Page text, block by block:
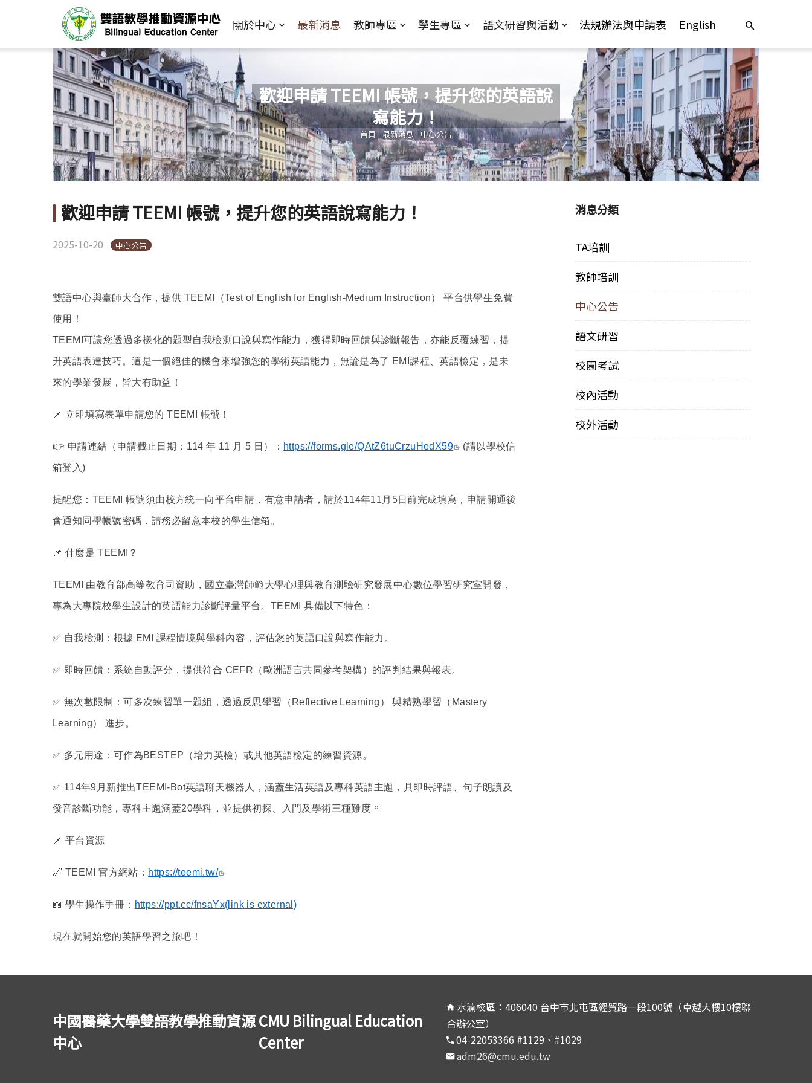
關於中心 最新消息 教師專區 學生專區 語文研習與活動 法規辦法與申請表 English
歡迎申請 TEEMI 帳號，提升您的英語說
寫能力！
您在這裡
首頁-最新消息- 中心公告
歡迎申請 TEEMI 帳號，提升您的英語說寫能力！
2025-10-20 中心公告
雙語中心與臺師大合作，提供 TEEMI （Test of English for English-Medium Instruction） 平台供學生免費
使用 ！
TEEMI 可讓您透過多樣化的題型自我檢測口說與寫作能力 ，獲得即時回饋與診斷報告 ，亦能反覆練習 ， 提
升英語表達技巧。這是一個絕佳的機會來增強您的學術英語能力 ， 無論是為了 EMI課程 、英語檢定 ， 是未
來的學業發展，皆大有助益！
📌 立即填寫表單申請您的 TEEMI 帳號！
👉 申請連結（申請截止日期： 114 年 11 月 5 日）： https://forms.gle/QAtZ6tuCrzuHedX59(link is
(請以學校信
箱登入)
提醒您： TEEMI 帳號須由校方統一向平台申請，有意申請者，請於114年11月5日前完成填寫，申請開通後
會通知同學帳號密碼，請務必留意本校的學生信箱。
📌 什麼是 TEEMI？
TEEMI 由教育部高等教育司資助，國立臺灣師範大學心理與教育測驗研究發展中心數位學習研究室開發，
專為大專院校學生設計的英語能力診斷評量平台。 TEEMI 具備以下特色：
✅ 自我檢測：根據 EMI 課程情境與學科內容，評估您的英語口說與寫作能力。
✅ 即時回饋：系統自動評分，提供符合 CEFR（歐洲語言共同參考架構）的評判結果與報表。
✅ 無次數限制：可多次練習單一題組，透過反思學習（ Reflective Learning） 與精熟學習（Mastery
Learning） 進步。
✅ 多元用途：可作為BESTEP（培力英檢）或其他英語檢定的練習資源。
✅ 114年9月新推出TEEMI-Bot英語聊天機器人，涵蓋生活英語及專科英語主題，具即時評語、句子朗讀及
發音診斷功能，專科主題涵蓋20學科，並提供初探、入門及學術三種難度 。
📌 平台資源
🔗 TEEMI官方網站： https://teemi.tw/(link is external)
📖 學生操作手冊： https://ppt.cc/fnsaYx(link is external)
現在就開始您的英語學習之旅吧！
消息分類
TA培訓
教師培訓
中心公告
語文研習
校園考試
校內活動
校外活動
中國醫藥大學雙語教學推動資源
中心
CMU Bilingual Education
Center
水湳校區：406040 台中市北屯區經貿路一段100號（卓越大樓10樓聯
合辦公室）
04-22053366 #1129、#1029
adm26@cmu.edu.tw